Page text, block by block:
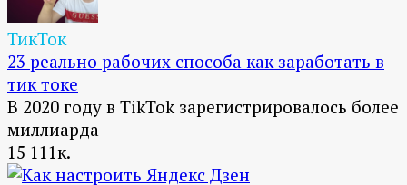
ТикТок
23 реально рабочих способа как заработать в
тик токе
В 2020 году в TikTok зарегистрировалось более
миллиарда
15 111к.